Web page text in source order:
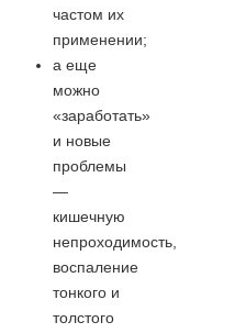
частом их
применении;
а еще
можно
«заработать»
и новые
проблемы
—
кишечную
непроходимость,
воспаление
тонкого и
толстого